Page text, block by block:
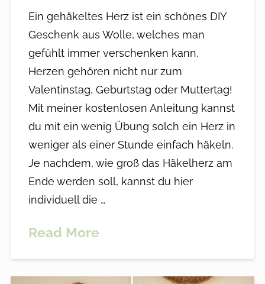
Ein gehäkeltes Herz ist ein schönes DIY
Geschenk aus Wolle, welches man
gefühlt immer verschenken kann.
Herzen gehören nicht nur zum
Valentinstag, Geburtstag oder Muttertag!
Mit meiner kostenlosen Anleitung kannst
du mit ein wenig Übung solch ein Herz in
weniger als einer Stunde einfach häkeln.
Je nachdem, wie groß das Häkelherz am
Ende werden soll, kannst du hier
individuell die …
Read More